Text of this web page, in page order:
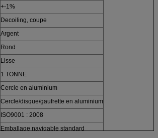
+-1%
Decoiling, coupe
Argent
Rond
Lisse
1 TONNE
Cercle en aluminium
Cercle/disque/gaufrette en aluminium
ISO9001 : 2008
Emballage navigable standard